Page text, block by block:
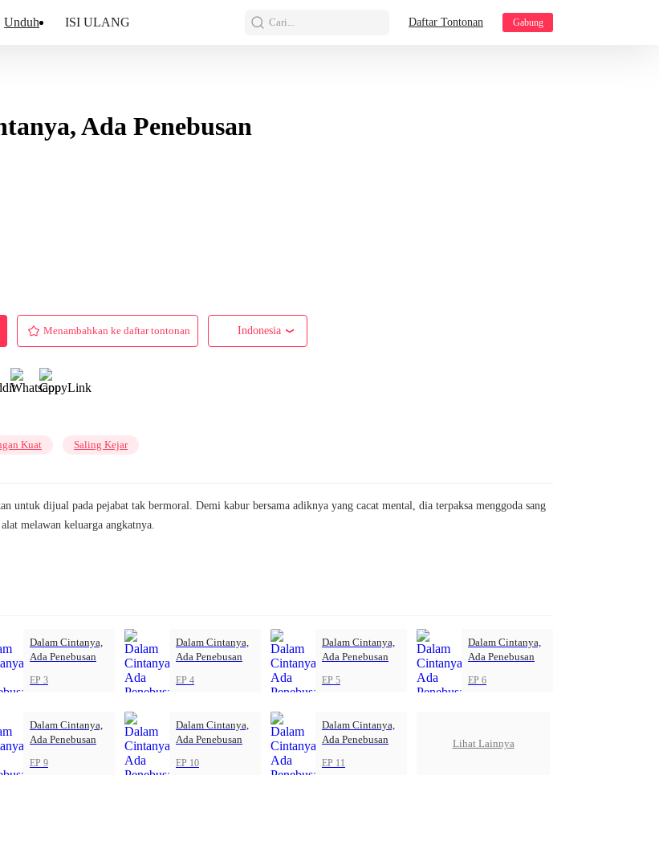
Unduh ISI ULANG Cari... Daftar Tontonan Gabung
Ada Penebusan
Menambahkan ke daftar tontonan Indonesia
Kuat Saling Kejar
untuk dijual pada pejabat tak bermoral. Demi kabur bersama adiknya yang cacat mental, dia terpaksa menggoda sang
melawan keluarga angkatnya.
Dalam Cintanya,
Ada Penebusan
EP 3
Dalam Cintanya,
Ada Penebusan
EP 4
Dalam Cintanya,
Ada Penebusan
EP 5
Dalam Cintanya,
Ada Penebusan
EP 6
Dalam Cintanya,
Ada Penebusan
EP 9
Dalam Cintanya,
Ada Penebusan
EP 10
Dalam Cintanya,
Ada Penebusan
EP 11
Lihat Lainnya